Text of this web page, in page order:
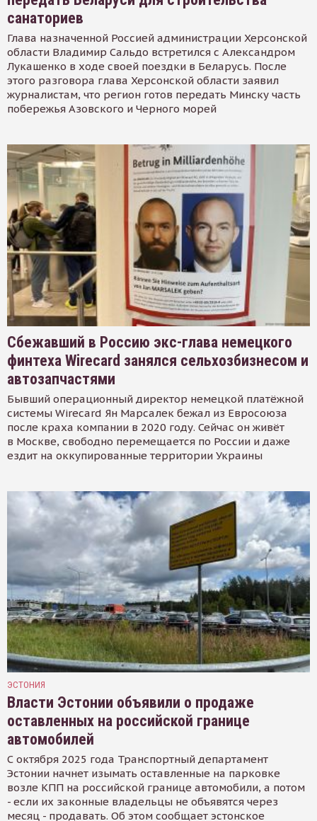
санаториев
Глава назначенной Россией администрации Херсонской
области Владимир Сальдо встретился с Александром
Лукашенко в ходе своей поездки в Беларусь. После
этого разговора глава Херсонской области заявил
журналистам, что регион готов передать Минску часть
побережья Азовского и Черного морей
Сбежавший в Россию экс-глава немецкого
финтеха Wirecard занялся сельхозбизнесом и
автозапчастями
Бывший операционный директор немецкой платёжной
системы Wirecard Ян Марсалек бежал из Евросоюза
после краха компании в 2020 году. Сейчас он живёт
в Москве, свободно перемещается по России и даже
ездит на оккупированные территории Украины
ЭСТОНИЯ
Власти Эстонии объявили о продаже
оставленных на российской границе
автомобилей
С октября 2025 года Транспортный департамент
Эстонии начнет изымать оставленные на парковке
возле КПП на российской границе автомобили, а потом
- если их законные владельцы не объявятся через
месяц - продавать. Об этом сообщает эстонское